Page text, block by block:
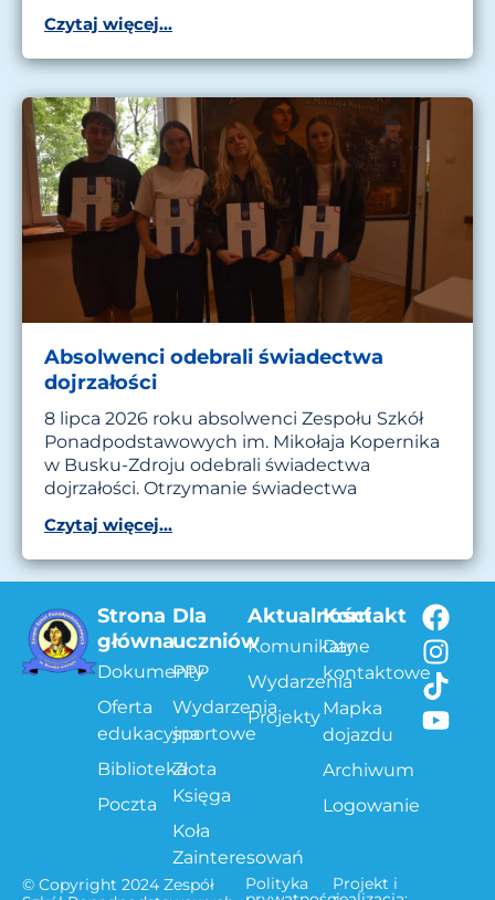
Czytaj więcej...
Absolwenci odebrali świadectwa
dojrzałości
8 lipca 2026 roku absolwenci Zespołu Szkół
Ponadpodstawowych im. Mikołaja Kopernika
w Busku-Zdroju odebrali świadectwa
dojrzałości. Otrzymanie świadectwa
Czytaj więcej...
Strona
główna
Dokumenty
Oferta
edukacyjna
Biblioteka
Poczta
Dla
uczniów
PPP
Wydarzenia
sportowe
Złota
Księga
Koła
Zainteresowań
Aktualności
Komunikaty
Wydarzenia
Projekty
Kontakt
Dane
kontaktowe
Mapka
dojazdu
Archiwum
Logowanie
© Copyright 2024 Zespół
Polityka Projekt i